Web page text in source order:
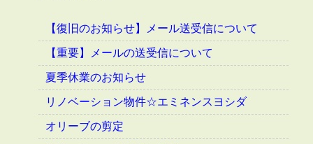
【復旧のお知らせ】メール送受信について
【重要】メールの送受信について
夏季休業のお知らせ
リノベーション物件☆エミネンスヨシダ
オリーブの剪定